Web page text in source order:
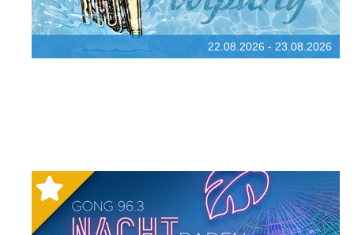
22.08.2026 - 23.08.2026